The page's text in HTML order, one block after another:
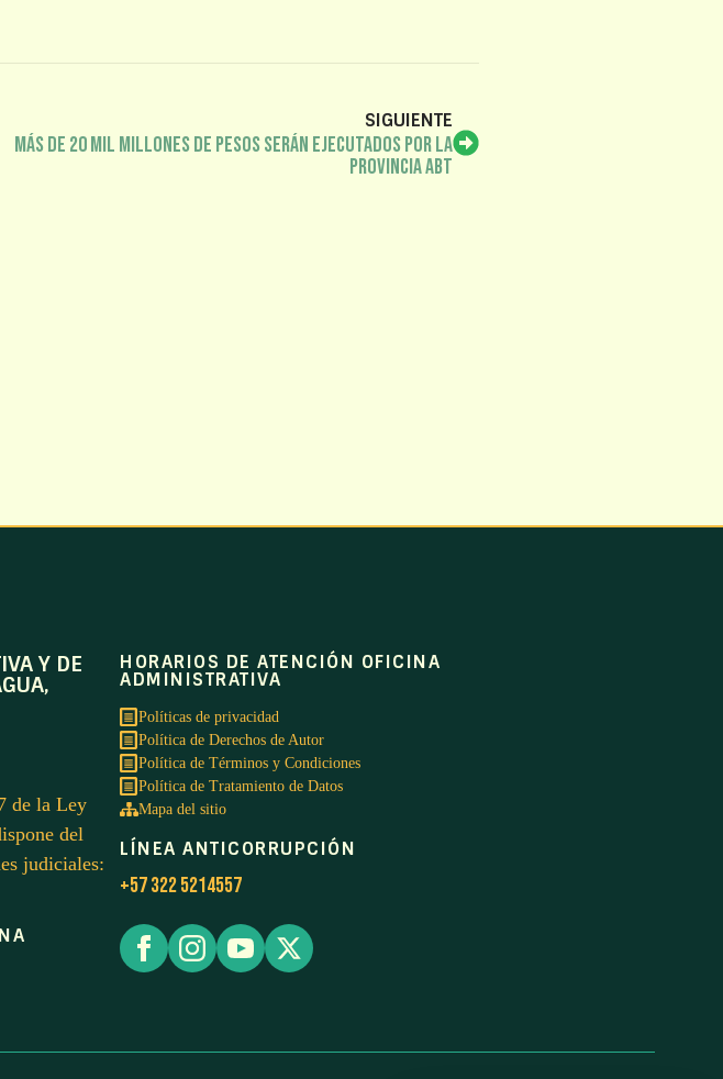
SIGUIENTE
Más de 20 mil millones de pesos serán ejecutados por la
Provincia ABT
Y DE
de la Ley
del
judiciales:
HORARIOS DE ATENCIÓN OFICINA
ADMINISTRATIVA
Políticas de privacidad
Política de Derechos de Autor
Política de Términos y Condiciones
Política de Tratamiento de Datos
Mapa del sitio
LÍNEA ANTICORRUPCIÓN
+57 322 5214557